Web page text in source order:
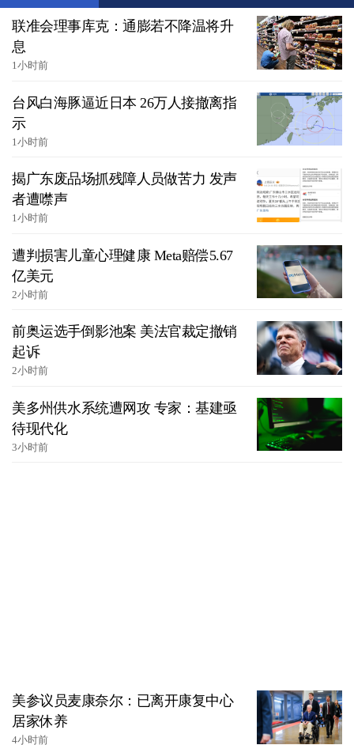
联准会理事库克：通膨若不降温将升
息
1小时前
台风白海豚逼近日本 26万人接撤离指
示
1小时前
揭广东废品场抓残障人员做苦力 发声
者遭噤声
1小时前
遭判损害儿童心理健康 Meta赔偿5.67
亿美元
2小时前
前奥运选手倒影池案 美法官裁定撤销
起诉
2小时前
美多州供水系统遭网攻 专家：基建亟
待现代化
3小时前
美参议员麦康奈尔：已离开康复中心
居家休养
4小时前